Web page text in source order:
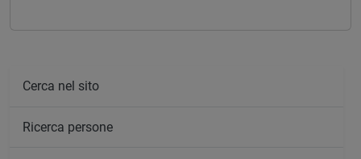
Cerca nel sito
Ricerca persone